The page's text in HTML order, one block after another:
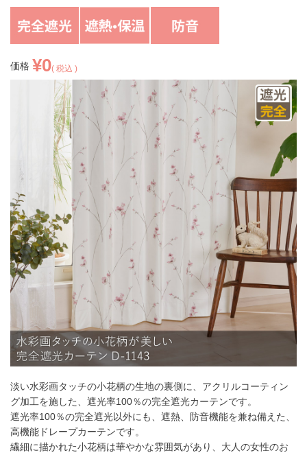
価格 ¥0 税込
淡い水彩画タッチの小花柄の生地の裏側に、アクリルコーティン
グ加工を施した、遮光率100％の完全遮光カーテンです。
遮光率100％の完全遮光以外にも、遮熱、防音機能を兼ね備えた、
高機能ドレープカーテンです。
繊細に描かれた小花柄は華やかな雰囲気があり、大人の女性のお